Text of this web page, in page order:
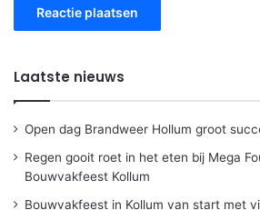
Laatste nieuws
Open dag Brandweer Hollum groot
Regen gooit roet in het eten bij Mega
Bouwvakfeest Kollum
Bouwvakfeest in Kollum van start met